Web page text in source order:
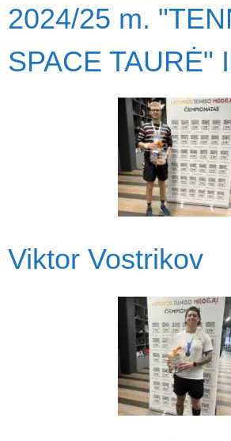
2024/25 m.
SPACE TAURĖ"
Viktor Vostrikov